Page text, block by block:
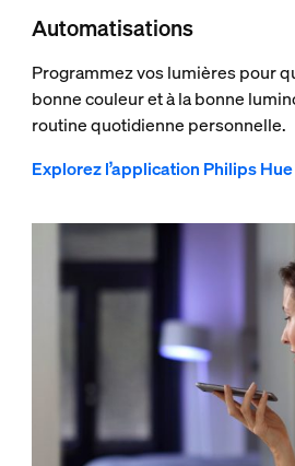
Automatisations
Programmez vos lumières pour
bonne couleur et à la bonne
routine quotidienne personnelle.
Explorez l’application Philips Hue